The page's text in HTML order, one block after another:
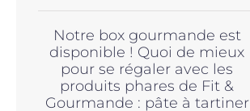
la
page
du
produit
Notre box gourmande est
disponible ! Quoi de mieux
pour se régaler avec les
produits phares de Fit &
Gourmande : pâte à tartiner